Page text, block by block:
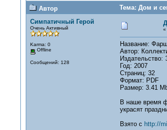
Автор
Тема: Дом и
Симпатичный Герой
Очень Активный
Karma: 0
Offline
Сообщений: 128
«
Название:
Автор:
Издательство:
Год: 2007
Страниц: 32
Формат: PDF
Размер: 3.41
В наше время
украсят
Взято с http://